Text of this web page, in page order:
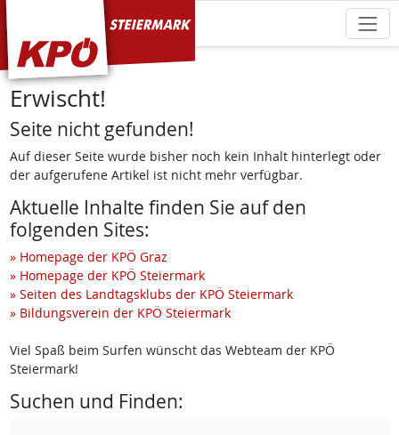
KPÖ Steiermark
Erwischt!
Seite nicht gefunden!
Auf dieser Seite wurde bisher noch kein Inhalt hinterlegt oder
der aufgerufene Artikel ist nicht mehr verfügbar.
Aktuelle Inhalte finden Sie auf den
folgenden Sites:
» Homepage der KPÖ Graz
» Homepage der KPÖ Steiermark
» Seiten des Landtagsklubs der KPÖ Steiermark
» Bildungsverein der KPÖ Steiermark
Viel Spaß beim Surfen wünscht das Webteam der KPÖ
Steiermark!
Suchen und Finden: